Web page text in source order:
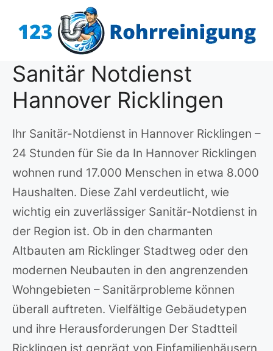
Inhalt
Sanitär Notdienst
Hannover Ricklingen
Ihr Sanitär-Notdienst in Hannover Ricklingen –
24 Stunden für Sie da In Hannover Ricklingen
wohnen rund 17.000 Menschen in etwa 8.000
Haushalten. Diese Zahl verdeutlicht, wie
wichtig ein zuverlässiger Sanitär-Notdienst in
der Region ist. Ob in den charmanten
Altbauten am Ricklinger Stadtweg oder den
modernen Neubauten in den angrenzenden
Wohngebieten – Sanitärprobleme können
überall auftreten. Vielfältige Gebäudetypen
und ihre Herausforderungen Der Stadtteil